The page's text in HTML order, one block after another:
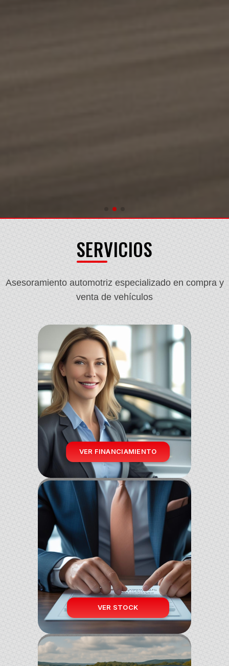
SERVICIOS
Asesoramiento automotriz especializado en compra y
venta de vehículos
FINANCIAMIENTO FLEXIBLE
Opciones de crédito adaptadas a ti.
VER FINANCIAMIENTO
VER STOCK